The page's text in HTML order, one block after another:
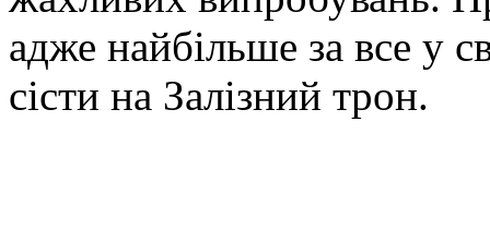
адже найбільше за все у
сісти на Залізний трон.